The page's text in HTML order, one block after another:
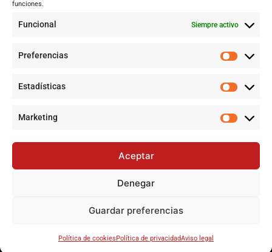
funciones.
Funcional Siempre activo
Preferencias
Estadísticas
Marketing
Aceptar
Denegar
Guardar preferencias
Política de cookiesPolítica de privacidadAviso legal
Sociedad
Historias de la Calle 17: Un recorrido por las memorias de Dos
Historias de la Calle 17 en Dos Hermanas: Un recorrido por la
de mama en Andalucía
©2024-2025 Todos los derechos reservados